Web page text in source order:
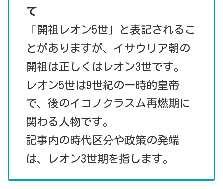
て
「開祖レオン5世」と表記されるこ
とがありますが、イサウリア朝の
開祖は正しくはレオン3世です。
レオン5世は9世紀の一時的皇帝
で、後のイコノクラスム再燃期に
関わる人物です。
記事内の時代区分や政策の発端
は、レオン3世期を指します。